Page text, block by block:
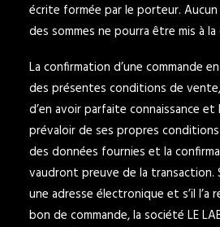
écrite formée par le porteur.
des sommes ne pourra être mis à
La confirmation d’une commande
des présentes conditions de
d’en avoir parfaite connaissance
prévaloir de ses propres conditions
des données fournies et la
vaudront preuve de la transaction.
une adresse électronique et s’il l’a
bon de commande, la société LE